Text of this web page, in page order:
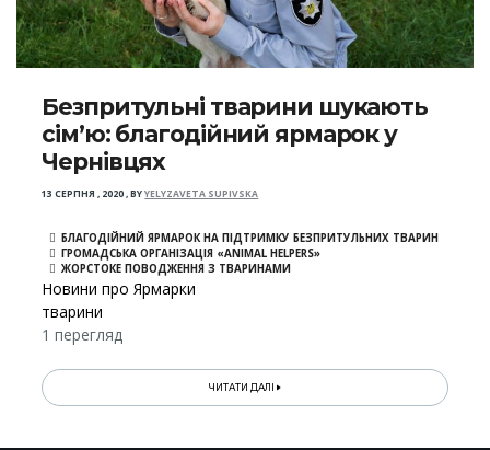
Безпритульні тварини шукають
сім’ю: благодійний ярмарок у
Чернівцях
13 СЕРПНЯ , 2020,BYYELYZAVETA SUPIVSKA
БЛАГОДІЙНИЙ ЯРМАРОК НА ПІДТРИМКУ БЕЗПРИТУЛЬНИХ ТВАРИН
ГРОМАДСЬКА ОРГАНІЗАЦІЯ «ANIMAL HELPERS»
ЖОРСТОКЕ ПОВОДЖЕННЯ З ТВАРИНАМИ
Новини про Ярмарки
тварини
1 перегляд
ЧИТАТИ ДАЛІ